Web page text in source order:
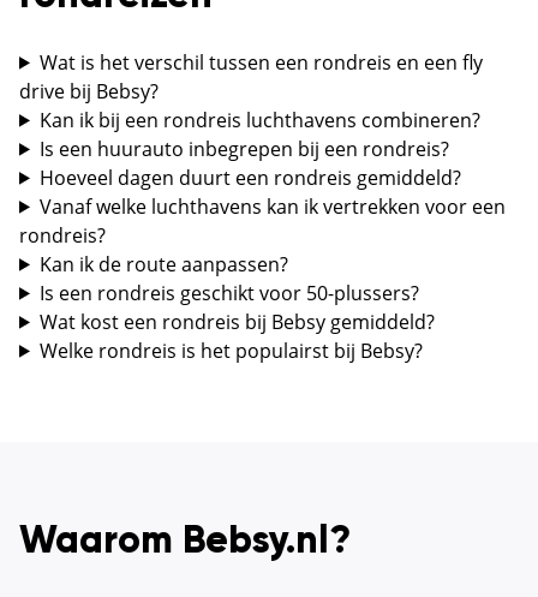
Wat is het verschil tussen een rondreis en een fly
drive bij Bebsy?
Kan ik bij een rondreis luchthavens combineren?
Is een huurauto inbegrepen bij een rondreis?
Hoeveel dagen duurt een rondreis gemiddeld?
Vanaf welke luchthavens kan ik vertrekken voor een
rondreis?
Kan ik de route aanpassen?
Is een rondreis geschikt voor 50-plussers?
Wat kost een rondreis bij Bebsy gemiddeld?
Welke rondreis is het populairst bij Bebsy?
Waarom Bebsy.nl?